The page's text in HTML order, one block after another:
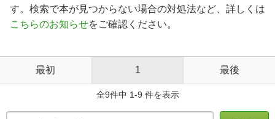
す。検索で本が見つからない場合の対処法など、詳しくは
こちらのお知らせをご確認ください。
最初 1 最後
全9件中 1-9 件を表示